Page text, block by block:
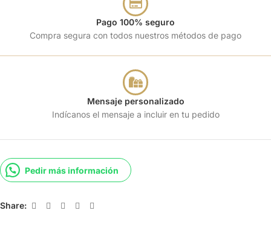
Pago 100% seguro
Compra segura con todos nuestros métodos de pago
Mensaje personalizado
Indícanos el mensaje a incluir en tu pedido
Pedir más información
Share: